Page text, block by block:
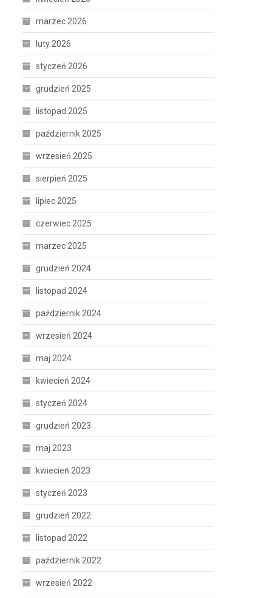
marzec 2026
luty 2026
styczeń 2026
grudzień 2025
listopad 2025
październik 2025
wrzesień 2025
sierpień 2025
lipiec 2025
czerwiec 2025
marzec 2025
grudzień 2024
listopad 2024
październik 2024
wrzesień 2024
maj 2024
kwiecień 2024
styczeń 2024
grudzień 2023
maj 2023
kwiecień 2023
styczeń 2023
grudzień 2022
listopad 2022
październik 2022
wrzesień 2022